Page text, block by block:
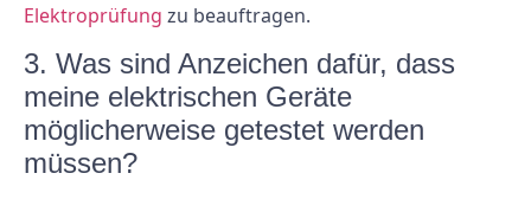
Elektroprüfung zu beauftragen.
3. Was sind Anzeichen dafür, dass
meine elektrischen Geräte
möglicherweise getestet werden
müssen?